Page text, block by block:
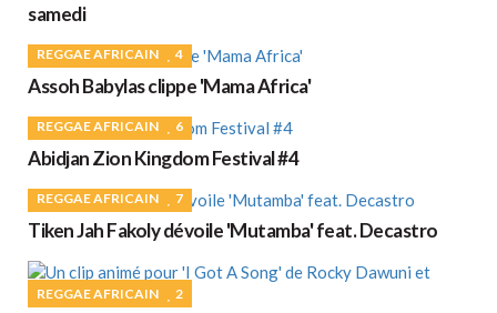
samedi
REGGAE AFRICAIN 4
Assoh Babylas clippe 'Mama Africa'
REGGAE AFRICAIN 6
Abidjan Zion Kingdom Festival #4
REGGAE AFRICAIN 7
Tiken Jah Fakoly dévoile 'Mutamba' feat. Decastro
REGGAE AFRICAIN 2